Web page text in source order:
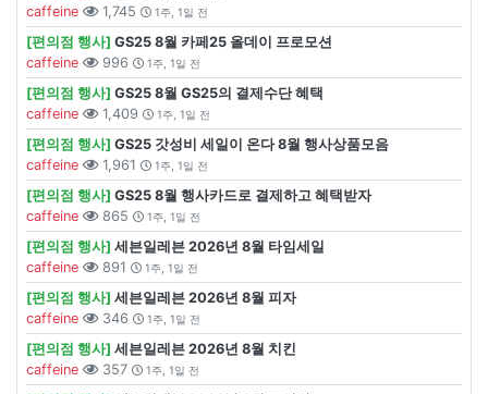
caffeine
1,745 1주, 1일 전
[편의점 행사] GS25 8월 카페25 올데이 프로모션
caffeine
996 1주, 1일 전
[편의점 행사] GS25 8월 GS25의 결제수단 혜택
caffeine
1,409 1주, 1일 전
[편의점 행사] GS25 갓성비 세일이 온다 8월 행사상품모음
caffeine
1,961 1주, 1일 전
[편의점 행사] GS25 8월 행사카드로 결제하고 혜택받자
caffeine
865 1주, 1일 전
[편의점 행사] 세븐일레븐 2026년 8월 타임세일
caffeine
891 1주, 1일 전
[편의점 행사] 세븐일레븐 2026년 8월 피자
caffeine
346 1주, 1일 전
[편의점 행사] 세븐일레븐 2026년 8월 치킨
caffeine
357 1주, 1일 전